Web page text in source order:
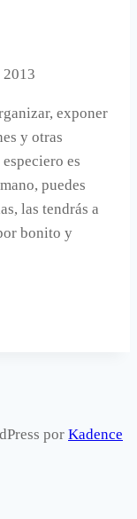
2013
exponer
y otras
es
puedes
las tendrás a
bonito y
por Kadence